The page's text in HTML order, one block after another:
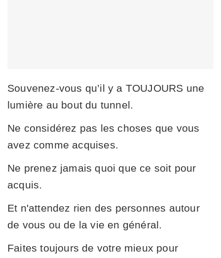
Souvenez-vous qu’il y a TOUJOURS une
lumière au bout du tunnel.
Ne considérez pas les choses que vous
avez comme acquises.
Ne prenez jamais quoi que ce soit pour
acquis.
Et n'attendez rien des personnes autour
de vous ou de la vie en général.
Faites toujours de votre mieux pour